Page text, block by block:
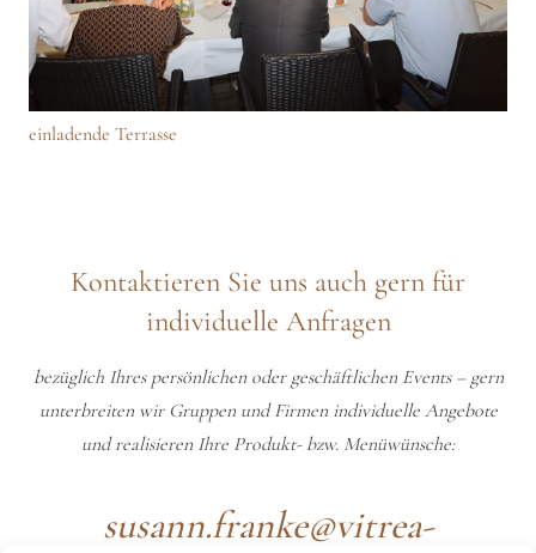
einladende Terrasse
Kontaktieren Sie uns auch gern für
individuelle Anfragen
bezüglich Ihres persönlichen oder geschäftlichen Events – gern
unterbreiten wir Gruppen und Firmen individuelle Angebote
und realisieren Ihre Produkt- bzw. Menüwünsche:
susann.franke@vitrea-